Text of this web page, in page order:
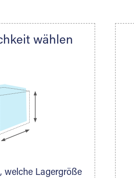
wählen
welche Lagergröße